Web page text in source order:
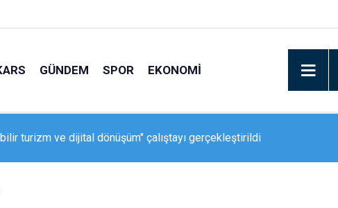
GÜNDEM SPOR EKONOMI
turizm ve dijital dönüşüm" çalıştayı gerçekleştirildi